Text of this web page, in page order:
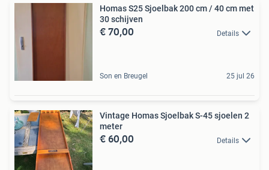
Homas S25 Sjoelbak 200 cm / 40 cm met
30 schijven
€ 70,00 Details
Son en Breugel 25 jul 26
Vintage Homas Sjoelbak S-45 sjoelen 2
meter
€ 60,00 Details